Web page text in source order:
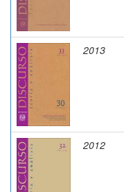
2013
2012